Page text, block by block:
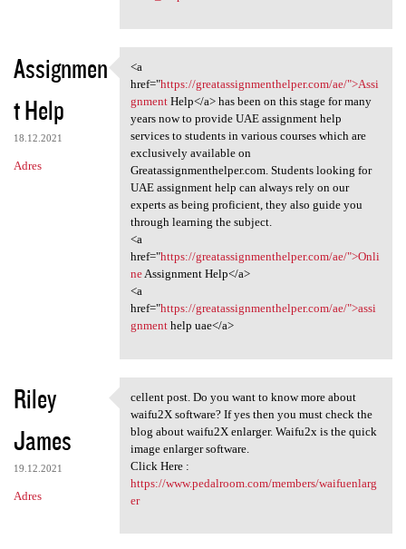
Assignmen
t Help
18.12.2021
Adres
<a href="https:/
<a
href="https://greatassignmenthelper.com/ae/">Assi
gnmentHelp</a> has been on this stage for many
years now to provide UAE assignment help
services to students in various courses which are
exclusively available on
Greatassignmenthelper.com. Students looking for
UAE assignment help can always rely on our
experts as being proficient, they also guide you
through learning the subject.
<a
href="https://greatassignmenthelper.com/ae/">Onli
neAssignment Help</a>
<a
href="https://greatassignmenthelper.com/ae/">assi
gnmenthelp uae</a>
Riley
James
19.12.2021
Adres
cellent post. Do you want to
cellent post. Do you want to know more about
waifu2X software? If yes then you must check the
blog about waifu2X enlarger. Waifu2x is the quick
image enlarger software.
Click Here :
https://www.pedalroom.com/members/waifuenlarg
er